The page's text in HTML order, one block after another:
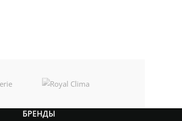
БРЕНДЫ